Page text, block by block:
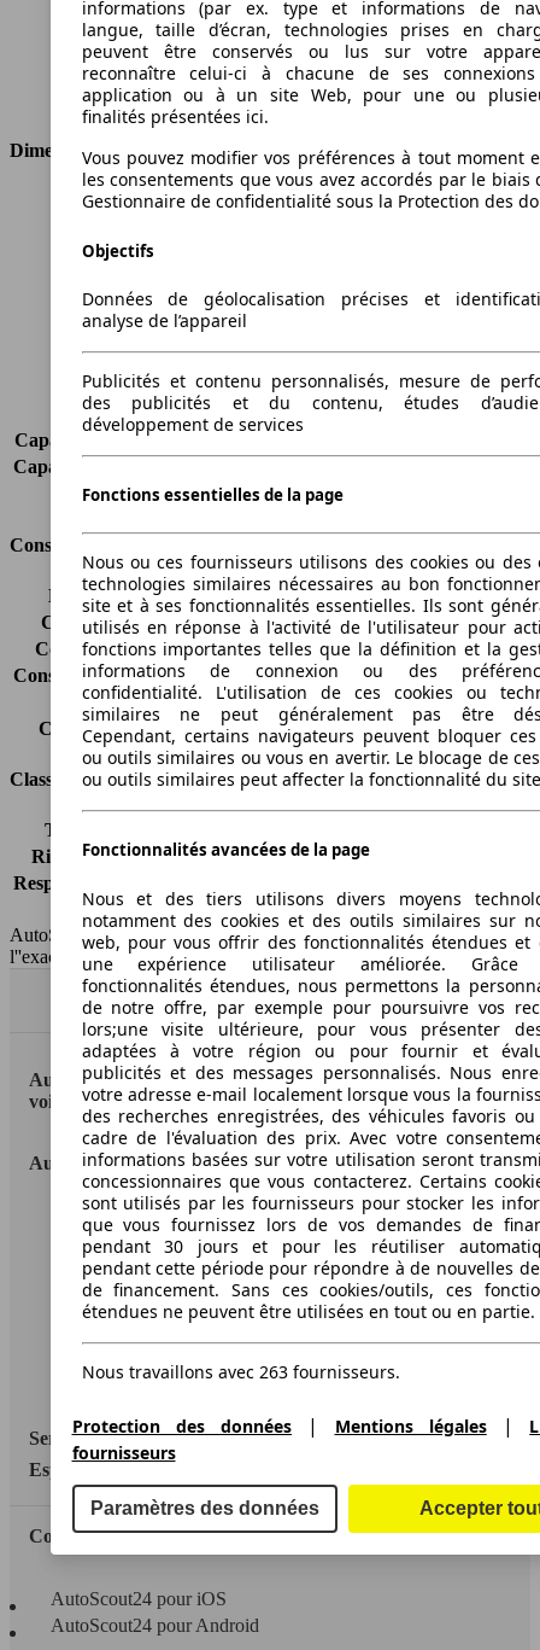
Carburant
Essence
Cylindres
8
Transmission
Boîte automatique
Type de traction
4 roues permanent
Dimensions
Longueur
4804 mm
Largeur
Poids maximum
2950 kg
Charge maximale
Sièges
5
Charge sur toit
-
Capacité de remorquage (sans freins)
Capacité de remorquage (avec freins)
Volume du coffre
690 - 2010 l
Consommation
Émissions de CO2*
269 g/km (komb.)
Consommation (ville)
15.2 l/100km
Consommation (route)
9.5 l/100km
Consommation (combinée)*
11.5 l/100km
Classe d'émissions
Euro 5
Capacité du réservoir
93 l
Classes d'assurance
Tous risques
Risques partiels
-
Responsabilité civile
HSN/TSN
n.c./n.c.
AutoScout24 France SAS décline toute responsabilité concernant
l''exactitude des indications fournies.
Haut
AutoScout24: la plus grande plateforme en ligne de
voitures en Europe
AutoScout24
A propos d'AutoScout24
Conditions d'utilisation
Informations légales
Protection des données
Accessibility Statement
Service
Espace Pro
Contact
AutoScout24 pour iOS
AutoScout24 pour Android
informations (par ex. type et informations de
langue, taille d’écran, technologies prises en
peuvent être conservés ou lus sur votre
reconnaître celui-ci à chacune de ses
application ou à un site Web, pour une ou
finalités présentées ici.
Vous pouvez modifier vos préférences à tout moment
les consentements que vous avez accordés par le biais
Gestionnaire de confidentialité sous la Protection des
Objectifs
Données de géolocalisation précises et
analyse de l’appareil
Publicités et contenu personnalisés, mesure de
des publicités et du contenu, études
développement de services
Fonctions essentielles de la page
Nous ou ces fournisseurs utilisons des cookies ou des
technologies similaires nécessaires au bon
site et à ses fonctionnalités essentielles. Ils sont
utilisés en réponse à l'activité de l'utilisateur pour
fonctions importantes telles que la définition et la
informations de connexion ou des
confidentialité. L'utilisation de ces cookies ou
similaires ne peut généralement pas être
Cependant, certains navigateurs peuvent bloquer ces
ou outils similaires ou vous en avertir. Le blocage de
ou outils similaires peut affecter la fonctionnalité du
Fonctionnalités avancées de la page
Nous et des tiers utilisons divers moyens
notamment des cookies et des outils similaires sur
web, pour vous offrir des fonctionnalités étendues et
une expérience utilisateur améliorée.
fonctionnalités étendues, nous permettons la
de notre offre, par exemple pour poursuivre vos
lors;une visite ultérieure, pour vous présenter
adaptées à votre région ou pour fournir et
publicités et des messages personnalisés. Nous
votre adresse e-mail localement lorsque vous la
des recherches enregistrées, des véhicules favoris
cadre de l'évaluation des prix. Avec votre
informations basées sur votre utilisation seront
concessionnaires que vous contacterez. Certains
sont utilisés par les fournisseurs pour stocker les
que vous fournissez lors de vos demandes de
pendant 30 jours et pour les réutiliser
pendant cette période pour répondre à de nouvelles
de financement. Sans ces cookies/outils, ces
étendues ne peuvent être utilisées en tout ou en partie.
Nous travaillons avec 263 fournisseurs.
Protection des données | Mentions légales|
fournisseurs
Paramètres des données Accepter